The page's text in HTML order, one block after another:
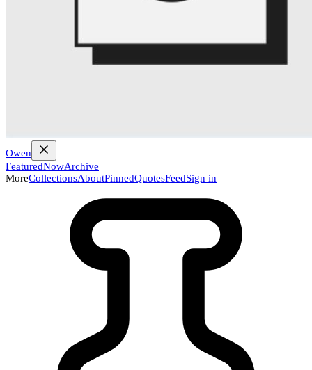
Owen
FeaturedNowArchive
MoreCollectionsAboutPinnedQuotesFeedSign in